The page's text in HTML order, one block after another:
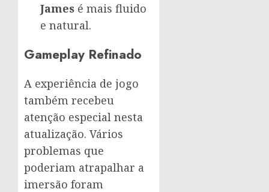
James é mais fluido
e natural.
Gameplay Refinado
A experiência de jogo
também recebeu
atenção especial nesta
atualização. Vários
problemas que
poderiam atrapalhar a
imersão foram